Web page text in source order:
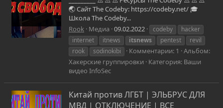
🌏 Сайт The Codeby: https://codeby.net/ 🎓
Школа The Codeby...
Rook
Медиа 09.02.2022 codeby
hacker
internet
itnews itsnews pentest
revil
rook
sodinokibi Комментарии: 1
Альбом:
Хакерские группировки
Категория: Ваши
видео InfoSec
Китай против ЛГБТ | ЭЛЬБРУС ДЛЯ
МВД | ОТКЛЮЧЕНИЕ | ВСЕ